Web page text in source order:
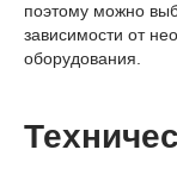
поэтому можно
зависимости от
оборудования.